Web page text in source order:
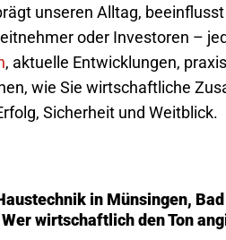
unseren Alltag,
oder Investoren –
, aktuelle Entwicklungen,
wie Sie wirtschaftliche
Sicherheit und Weitblick.
in Münsingen, Bad
wirtschaftlich den Ton